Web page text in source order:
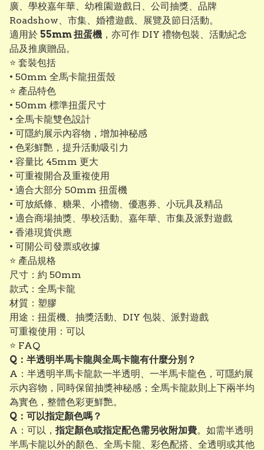
廣、學校嘉年華、幼稚園遊戲日、公司抽獎、品牌
Roadshow、市集、婚禮遊戲、展覽及節日活動。
適用於 55mm 扭蛋機 ，亦可作 DIY 禮物包裝、活動紀念
品及推廣贈品。
⭐ 套裝包括
• 50mm 全馬卡龍扭蛋殼
⭐ 產品特色
• 50mm 標準扭蛋尺寸
• 全馬卡龍雙色設計
• 可隱約展示內容物，增加神秘感
• 色彩鮮艷，提升活動吸引力
• 容量比 45mm 更大
• 可重複開合及重複使用
• 適合大部分 50mm 扭蛋機
• 可放紙條、糖果、小禮物、優惠券、小玩具及精品
• 適合商場抽獎、學校活動、嘉年華、市集及派對遊戲
• 香港現貨供應
• 可開公司發票或收據
⭐ 產品規格
尺寸：約 50mm
款式：全馬卡龍
材質：塑膠
用途：扭蛋機、抽獎活動、DIY 包裝、派對遊戲
可重複使用：可以
⭐ FAQ
Q：半透明半馬卡龍與全馬卡龍有什麼分別？
A：半透明半馬卡龍款一半透明、一半馬卡龍色，可隱約展
示內容物，同時保留抽獎神秘感；全馬卡龍款則上下兩半均
為實色，整體色彩更鮮艷。
Q：可以指定顏色嗎？
A：可以， 指定顏色或指定配色需另收附加費。如需半透明
半馬卡龍以外的顏色、全馬卡龍、彩色配搭、全透明或其他